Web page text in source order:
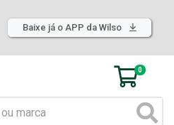
Baixe já o APP da Wilso
0